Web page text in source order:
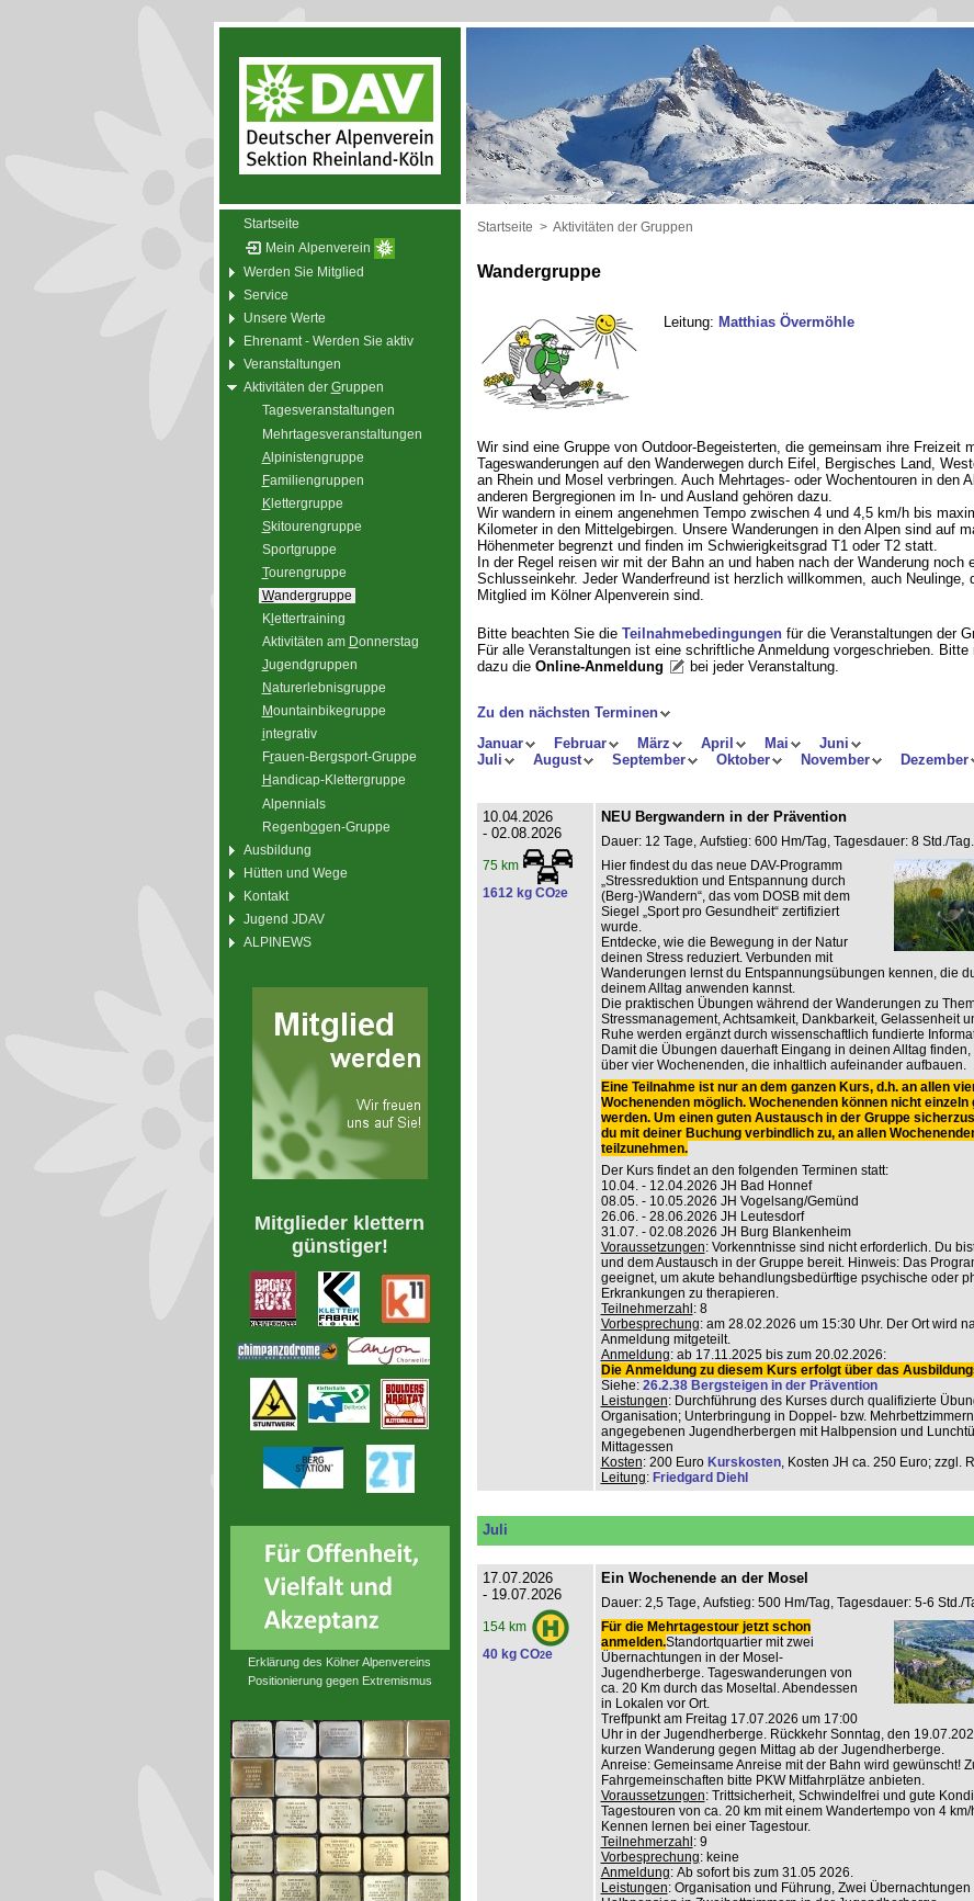
Startseite
Mein Alpenverein
Werden Sie Mitglied
Service
Unsere Werte
Ehrenamt - Werden Sie aktiv
Veranstaltungen
Aktivitäten der Gruppen
Tagesveranstaltungen
Mehrtagesveranstaltungen
Alpinistengruppe
Familiengruppen
Klettergruppe
Skitourengruppe
Sportgruppe
Tourengruppe
Wandergruppe
Kl ettertraining
Aktivitäten am Donnerstag
Jugendgruppen
Naturerlebnisgruppe
Mountainbikegruppe
integrativ
Frauen-Bergsport-Gruppe
Handicap-Klettergruppe
Alpennials
Regenbogen-Gruppe
Ausbildung
Hütten und Wege
Kontakt
Jugend JDAV
ALPINEWS
Mitglieder klettern
günstiger!
Erklärung des Kölner Alpenvereins
Positionierung gegen Extremismus
Startseite > Aktivitäten der Gruppen
Wandergruppe
Leitung: Matthias Övermöhle
Wir sind eine Gruppe von Outdoor-Begeisterten, die gemeinsam ihre Freizeit
Tageswanderungen auf den Wanderwegen durch Eifel, Bergisches Land,
an Rhein und Mosel verbringen. Auch Mehrtages- oder Wochentouren in den
anderen Bergregionen im In- und Ausland gehören dazu.
Wir wandern in einem angenehmen Tempo zwischen 4 und 4,5 km/h bis
Kilometer in den Mittelgebirgen. Unsere Wanderungen in den Alpen sind auf
Höhenmeter begrenzt und finden im Schwierigkeitsgrad T1 oder T2 statt.
In der Regel reisen wir mit der Bahn an und haben nach der Wanderung noch
Schlusseinkehr. Jeder Wanderfreund ist herzlich willkommen, auch Neulinge,
Mitglied im Kölner Alpenverein sind.
Bitte beachten Sie die Teilnahmebedingungenfür die Veranstaltungen der
Für alle Veranstaltungen ist eine schriftliche Anmeldung vorgeschrieben. Bitte
dazu die Online-Anmeldung bei jeder Veranstaltung.
Zu den nächsten Terminen
Januar
Februar März April Mai
Juni
Juli
August September Oktober November Dezember
10.04.2026
- 02.08.2026
75 km
1612 kg CO2e
NEU Bergwandern in der Prävention
Dauer: 12 Tage, Aufstieg: 600 Hm/Tag, Tagesdauer: 8 Std./Tag.
Hier findest du das neue DAV-Programm
„Stressreduktion und Entspannung durch
(Berg-)Wandern“, das vom DOSB mit dem
Siegel „Sport pro Gesundheit“ zertifiziert
wurde.
Entdecke, wie die Bewegung in der Natur
deinen Stress reduziert. Verbunden mit
Wanderungen lernst du Entspannungsübungen kennen, die
deinem Alltag anwenden kannst.
Die praktischen Übungen während der Wanderungen zu
Stressmanagement, Achtsamkeit, Dankbarkeit, Gelassenheit
Ruhe werden ergänzt durch wissenschaftlich fundierte
Damit die Übungen dauerhaft Eingang in deinen Alltag finden,
über vier Wochenenden, die inhaltlich aufeinander aufbauen.
Eine Teilnahme ist nur an dem ganzen Kurs, d.h. an allen
Wochenenden möglich. Wochenenden können nicht einzeln
werden. Um einen guten Austausch in der Gruppe
du mit deiner Buchung verbindlich zu, an allen
teilzunehmen.
Der Kurs findet an den folgenden Terminen statt:
10.04. - 12.04.2026 JH Bad Honnef
08.05. - 10.05.2026 JH Vogelsang/Gemünd
26.06. - 28.06.2026 JH Leutesdorf
31.07. - 02.08.2026 JH Burg Blankenheim
Voraussetzungen: Vorkenntnisse sind nicht erforderlich. Du
und dem Austausch in der Gruppe bereit. Hinweis: Das
geeignet, um akute behandlungsbedürftige psychische oder
Erkrankungen zu therapieren.
Teilnehmerzahl : 8
Vorbesprechung: am 28.02.2026 um 15:30 Uhr. Der Ort wird
Anmeldung mitgeteilt.
Anmeldung: ab 17.11.2025 bis zum 20.02.2026:
Die Anmeldung zu diesem Kurs erfolgt über das
Siehe: 26.2.38 Bergsteigen in der Prävention
Leistungen: Durchführung des Kurses durch qualifizierte
Organisation; Unterbringung in Doppel- bzw.
angegebenen Jugendherbergen mit Halbpension und
Mittagessen
Kosten: 200 Euro Kurskosten, Kosten JH ca. 250 Euro; zzgl.
Leitung: Friedgard Diehl
Juli
17.07.2026
- 19.07.2026
154 km
40 kg CO2e
Ein Wochenende an der Mosel
Dauer: 2,5 Tage, Aufstieg: 500 Hm/Tag, Tagesdauer: 5-6 Std./
Für die Mehrtagestour jetzt schon
anmelden.Standortquartier mit zwei
Übernachtungen in der Mosel-
Jugendherberge. Tageswanderungen von
ca. 20 Km durch das Moseltal. Abendessen
in Lokalen vor Ort.
Treffpunkt am Freitag 17.07.2026 um 17:00
Uhr in der Jugendherberge. Rückkehr Sonntag, den
kurzen Wanderung gegen Mittag ab der Jugendherberge.
Anreise: Gemeinsame Anreise mit der Bahn wird gewünscht!
Fahrgemeinschaften bitte PKW Mitfahrplätze anbieten.
Voraussetzungen: Trittsicherheit, Schwindelfrei und gute
Tagestouren von ca. 20 km mit einem Wandertempo von 4
Kennen lernen bei einer Tagestour.
Teilnehmerzahl : 9
Vorbesprechung: keine
Anmeldung: Ab sofort bis zum 31.05 2026.
Leistungen: Organisation und Führung, Zwei Übernachtungen